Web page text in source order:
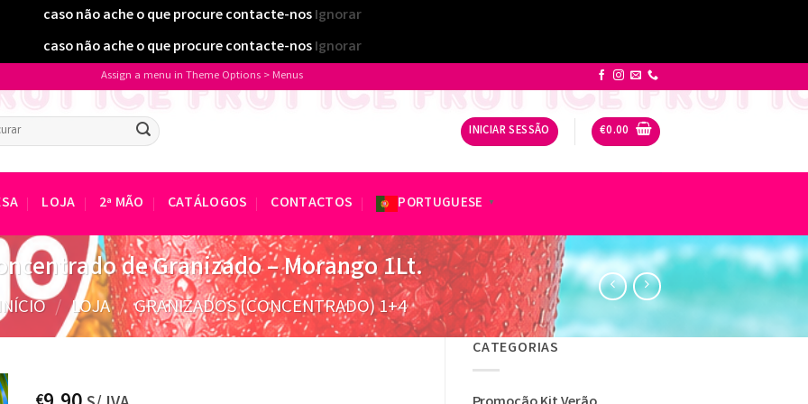
caso não ache o que procure contacte-nosIgnorar
caso não ache o que procure contacte-nosIgnorar
Assign a menu in Theme Options > Menus
INICIAR SESSÃO €0.00
LOJA 2ª MÃO CATÁLOGOS CONTACTOS PORTUGUESE ▼
de Granizado – Morango 1Lt.
INÍCIO / LOJA / GRANIZADOS (CONCENTRADO) 1+4
CATEGORIAS